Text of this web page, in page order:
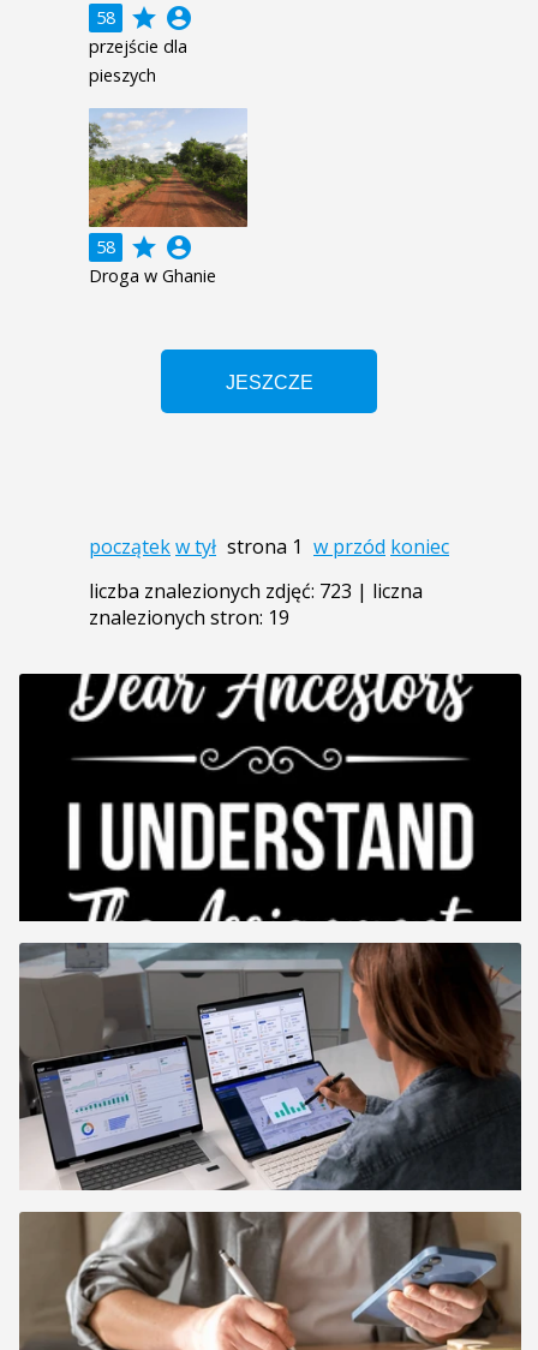
58 grade account_circle
przejście dla
pieszych
58 grade account_circle
Droga w Ghanie
początekw tył strona 1 w przód koniec
liczba znalezionych zdjęć: 723 | liczna
znalezionych stron: 19